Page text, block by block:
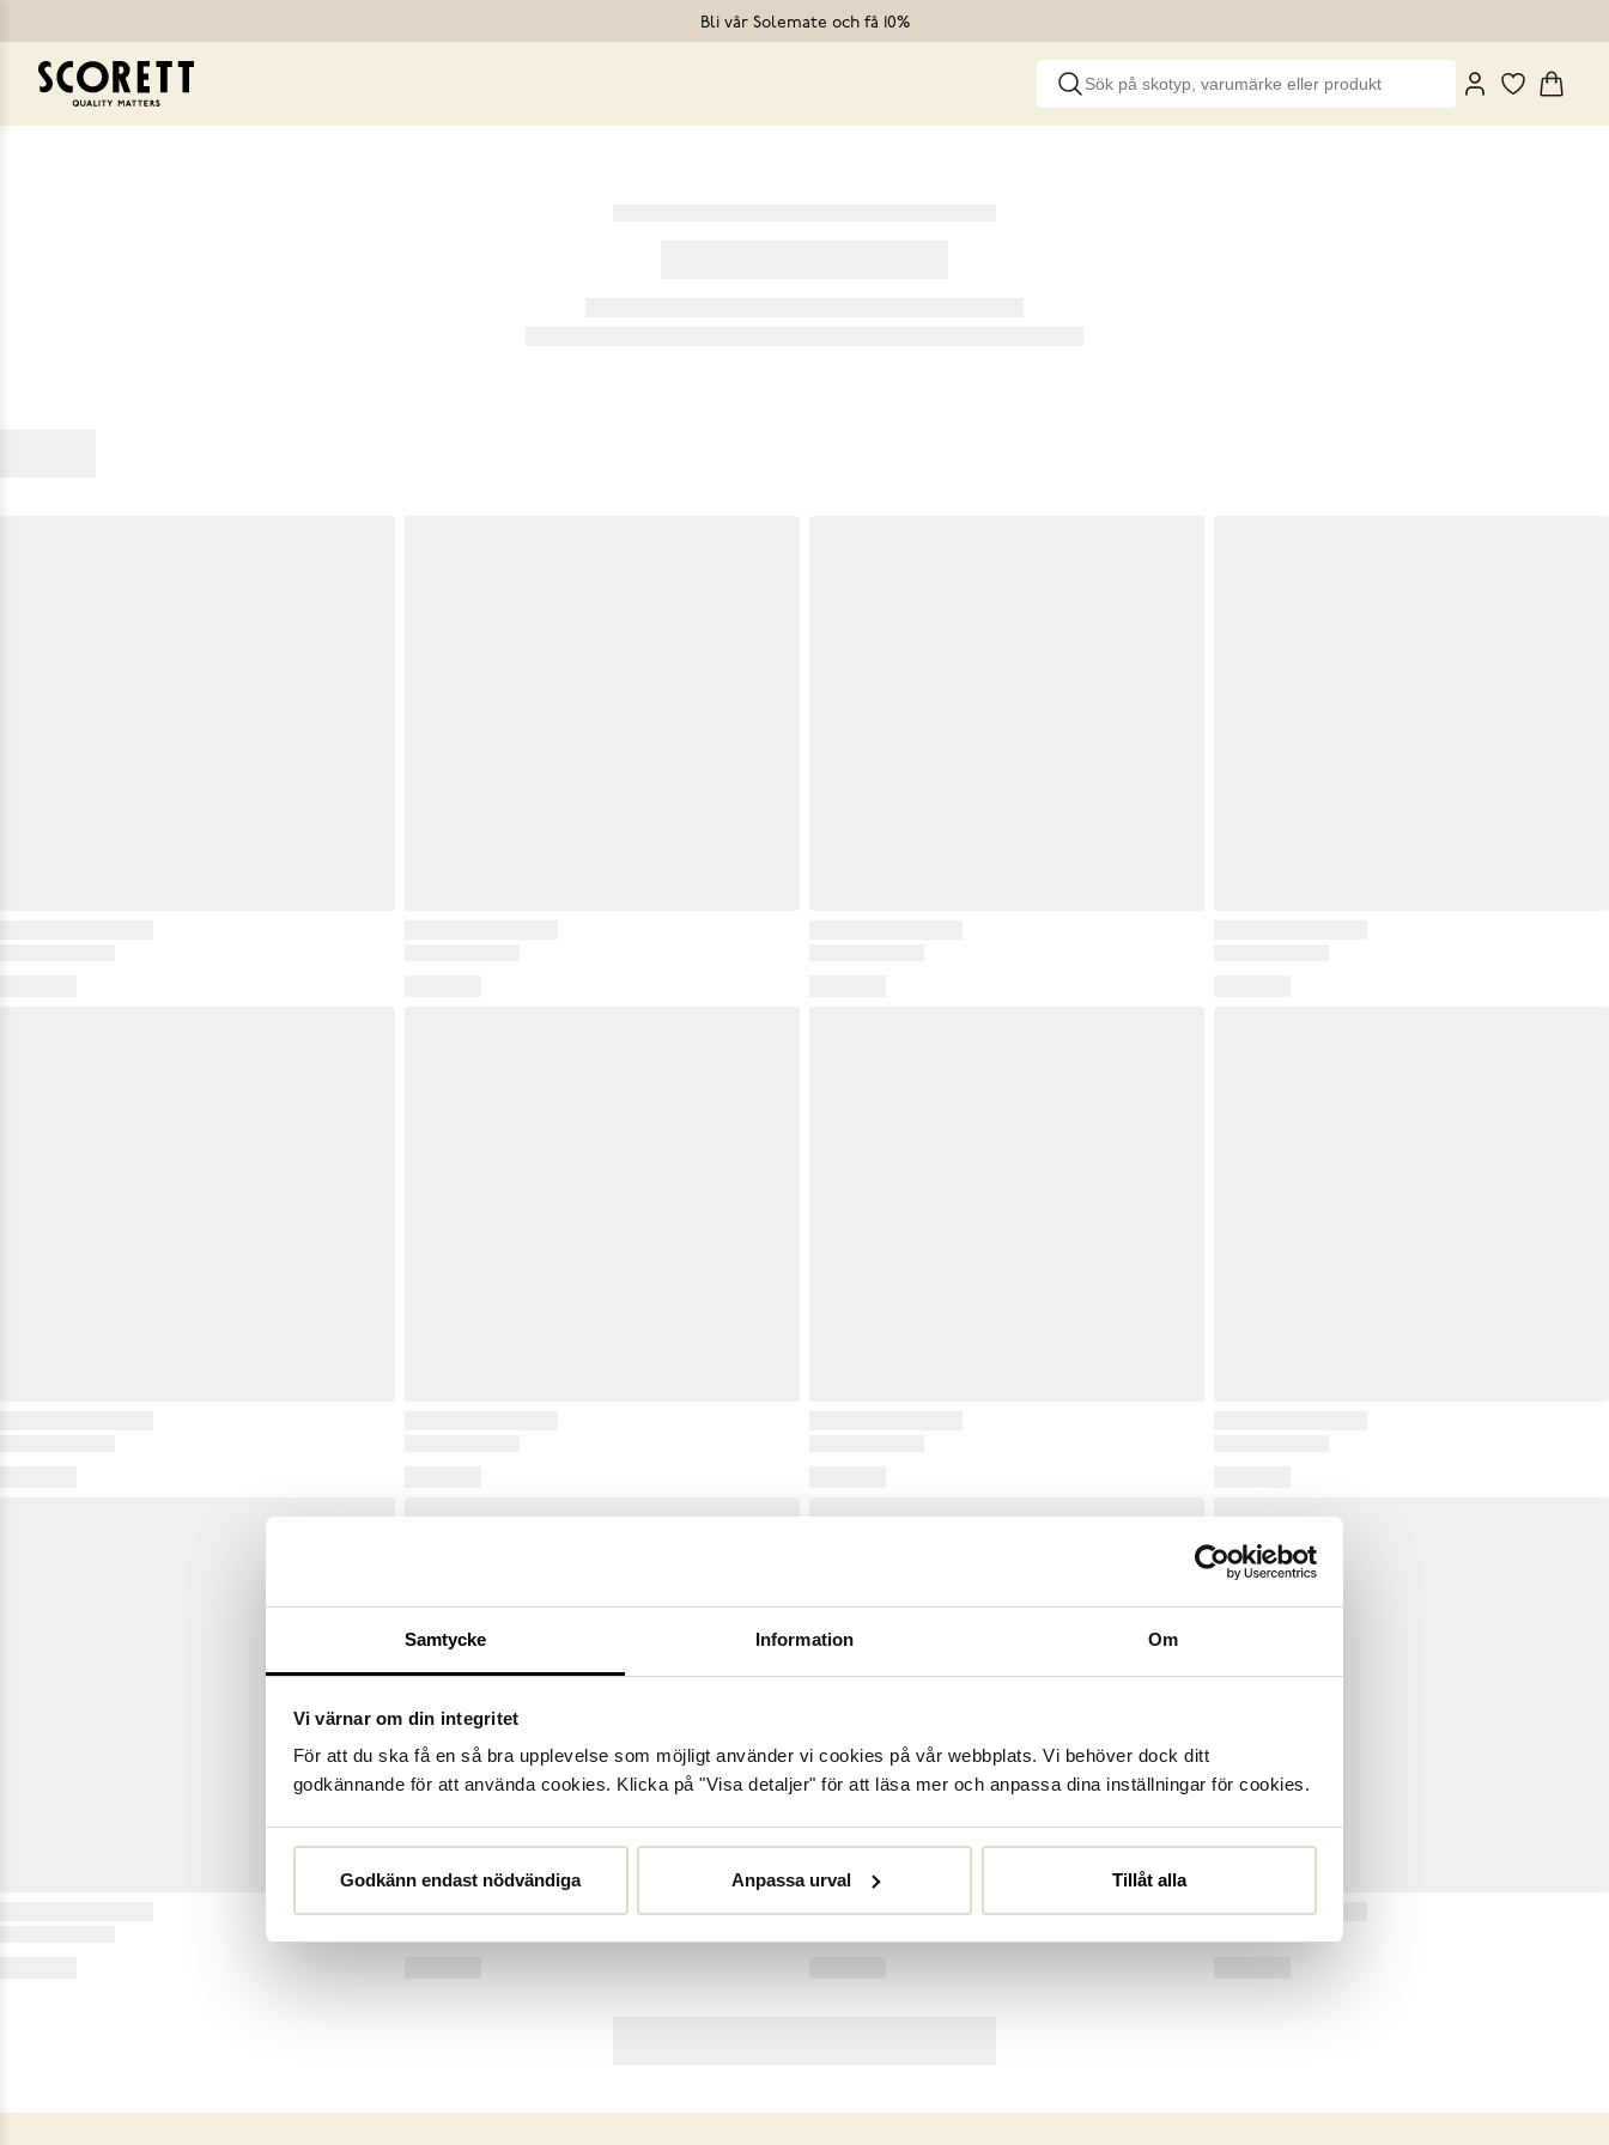
Samtycke Information Om
Vi värnar om din integritet
För att du ska få en så bra upplevelse som möjligt använder vi cookies på vår webbplats. Vi behöver dock ditt
godkännande för att använda cookies. Klicka på "Visa detaljer" för att läsa mer och anpassa dina inställningar för cookies.
Godkänn endast nödvändiga Anpassa urval Tillåt alla
Bli vår Solemate och få 10%